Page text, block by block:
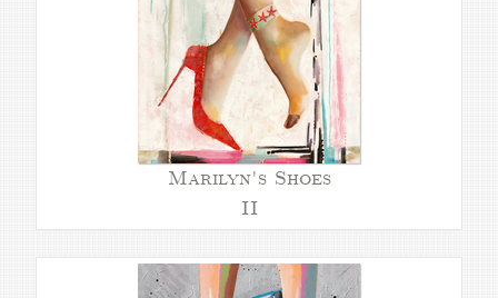
Marilyn's Shoes
II